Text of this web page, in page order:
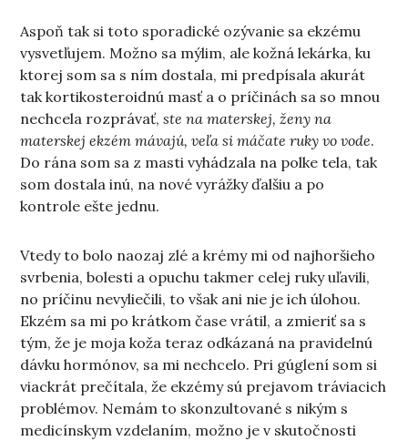
Aspoň tak si toto sporadické ozývanie sa ekzému
vysvetľujem. Možno sa mýlim, ale kožná lekárka, ku
ktorej som sa s ním dostala, mi predpísala akurát
tak kortikosteroidnú masť a o príčinách sa so mnou
nechcela rozprávať,ste na materskej, ženy na
materskej ekzém mávajú, veľa si máčate ruky vo vode.
Do rána som sa z masti vyhádzala na polke tela, tak
som dostala inú, na nové vyrážky ďalšiu a po
kontrole ešte jednu.
Vtedy to bolo naozaj zlé a krémy mi od najhoršieho
svrbenia, bolesti a opuchu takmer celej ruky uľavili,
no príčinu nevyliečili, to však ani nie je ich úlohou.
Ekzém sa mi po krátkom čase vrátil, a zmieriť sa s
tým, že je moja koža teraz odkázaná na pravidelnú
dávku hormónov, sa mi nechcelo. Pri gúglení som si
viackrát prečítala, že ekzémy sú prejavom tráviacich
problémov. Nemám to skonzultované s nikým s
medicínskym vzdelaním, možno je v skutočnosti